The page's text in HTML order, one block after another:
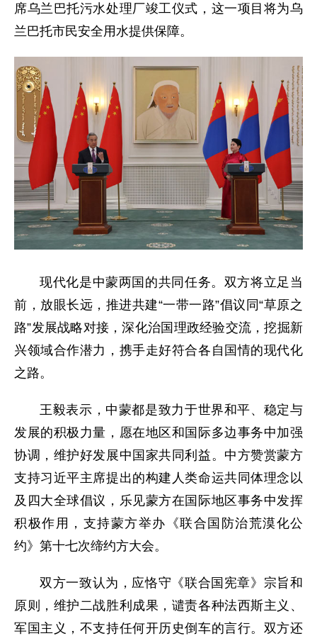
席乌兰巴托污水处理厂竣工仪式，这一项目将为乌
兰巴托市民安全用水提供保障。
现代化是中蒙两国的共同任务。双方将立足当
前，放眼长远，推进共建“一带一路”倡议同“草原之
路”发展战略对接，深化治国理政经验交流，挖掘新
兴领域合作潜力，携手走好符合各自国情的现代化
之路。
王毅表示，中蒙都是致力于世界和平、稳定与
发展的积极力量，愿在地区和国际多边事务中加强
协调，维护好发展中国家共同利益。中方赞赏蒙方
支持习近平主席提出的构建人类命运共同体理念以
及四大全球倡议，乐见蒙方在国际地区事务中发挥
积极作用，支持蒙方举办《联合国防治荒漠化公
约》第十七次缔约方大会。
双方一致认为，应恪守《联合国宪章》宗旨和
原则，维护二战胜利成果，谴责各种法西斯主义、
军国主义，不支持任何开历史倒车的言行。双方还